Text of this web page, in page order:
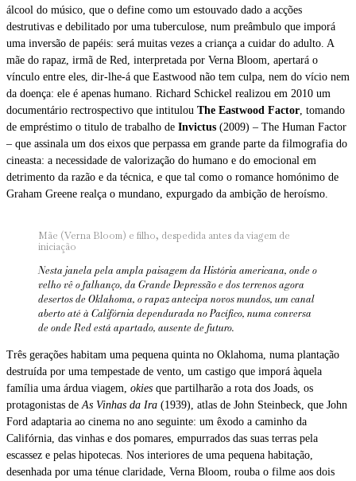
álcool do músico, que o define como um estouvado dado a acções
destrutivas e debilitado por uma tuberculose, num preâmbulo que imporá
uma inversão de papéis: será muitas vezes a criança a cuidar do adulto. A
mãe do rapaz, irmã de Red, interpretada por Verna Bloom, apertará o
vínculo entre eles, dir-lhe-á que Eastwood não tem culpa, nem do vício nem
da doença: ele é apenas humano. Richard Schickel realizou em 2010 um
documentário rectrospectivo que intitulou The Eastwood Factor , tomando
de empréstimo o titulo de trabalho de Invictus (2009) – The Human Factor
– que assinala um dos eixos que perpassa em grande parte da filmografia do
cineasta: a necessidade de valorização do humano e do emocional em
detrimento da razão e da técnica, e que tal como o romance homónimo de
Graham Greene realça o mundano, expurgado da ambição de heroísmo.
Mãe (Verna Bloom) e filho, despedida antes da viagem de
iniciação
Nesta janela pela ampla paisagem da História americana, onde o
velho vê o falhanço, da Grande Depressão e dos terrenos agora
desertos de Oklahoma, o rapaz antecipa novos mundos, um canal
aberto até à Califórnia dependurada no Pacífico, numa conversa
de onde Red está apartado, ausente de futuro.
Três gerações habitam uma pequena quinta no Oklahoma, numa plantação
destruída por uma tempestade de vento, um castigo que imporá àquela
família uma árdua viagem, okies que partilharão a rota dos Joads, os
protagonistas de As Vinhas da Ira (1939), atlas de John Steinbeck, que John
Ford adaptaria ao cinema no ano seguinte: um êxodo a caminho da
Califórnia, das vinhas e dos pomares, empurrados das suas terras pela
escassez e pelas hipotecas. Nos interiores de uma pequena habitação,
desenhada por uma ténue claridade, Verna Bloom, rouba o filme aos dois